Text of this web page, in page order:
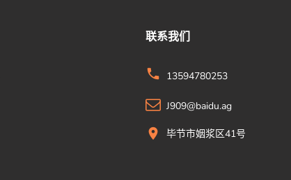
联系我们
13594780253
J909@baidu.ag
毕节市姻浆区41号